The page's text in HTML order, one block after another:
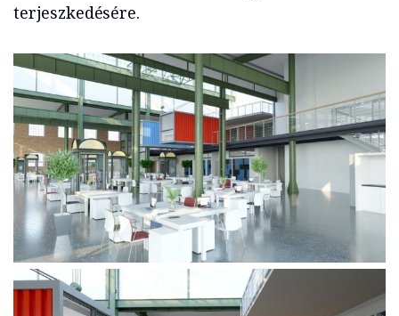
terjeszkedésére.